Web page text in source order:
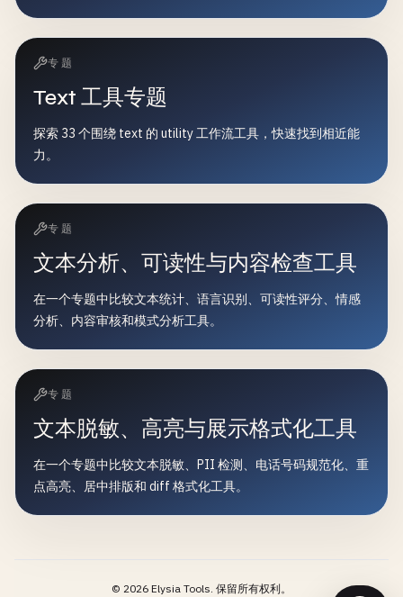
专题
Text 工具专题
探索 33 个围绕 text 的 utility 工作流工具，快速找到相近能
力。
专题
文本分析、可读性与内容检查工具
在一个专题中比较文本统计、语言识别、可读性评分、情感
分析、内容审核和模式分析工具。
专题
文本脱敏、高亮与展示格式化工具
在一个专题中比较文本脱敏、PII 检测、电话号码规范化、重
点高亮、居中排版和 diff 格式化工具。
© 2026 Elysia Tools. 保留所有权利。